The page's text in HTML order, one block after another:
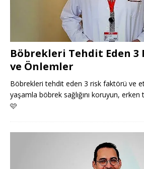
Böbrekleri Tehdit Eden 3
ve Önlemler
Böbrekleri tehdit eden 3 risk faktörü ve
yaşamla böbrek sağlığını koruyun, erken
🩷